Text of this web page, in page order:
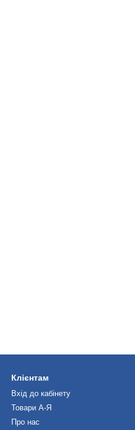
Клієнтам
Вхід до кабінету
Товари А-Я
Про нас